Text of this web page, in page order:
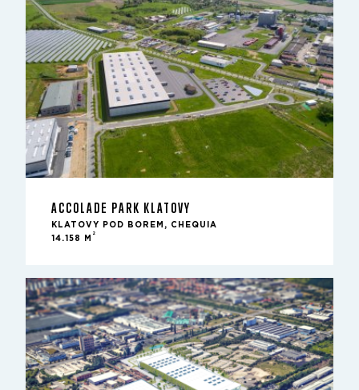
ACCOLADE PARK KLATOVY
KLATOVY POD BOREM, CHEQUIA
14.158 M
2